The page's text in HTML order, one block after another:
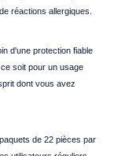
réactions allergiques.
d'une protection fiable
soit pour un usage
dont vous avez
de 22 pièces par